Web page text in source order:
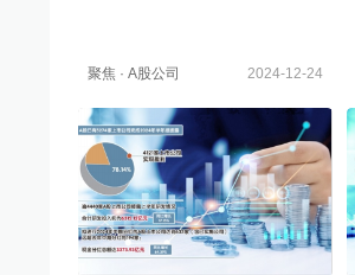
聚焦 · A股公司 2024-12-24